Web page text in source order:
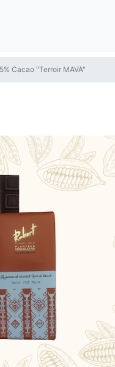
Cacao "Terroir MAVA"